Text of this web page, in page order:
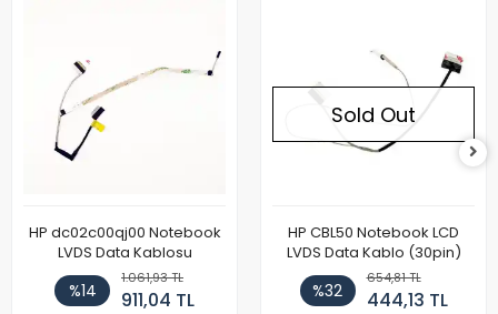
HP dc02c00qj00 Notebook
LVDS Data Kablosu
%14
1.061,93 TL
911,04 TL
Sold Out
HP CBL50 Notebook LCD
LVDS Data Kablo (30pin)
%32
654,81 TL
444,13 TL